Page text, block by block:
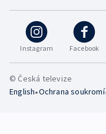
Instagram Facebook
© Česká televize
English•Ochrana soukromí